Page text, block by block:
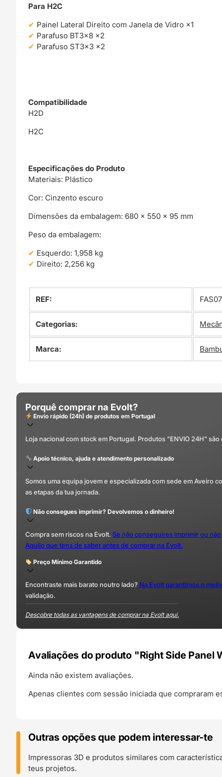
Para H2C
Painel Lateral Direito com Janela de Vidro ×1
Parafuso BT3×8 ×2
Parafuso ST3×3 ×2
Compatibilidade
H2D
H2C
Especificações do Produto
Materiais: Plástico
Cor: Cinzento escuro
Dimensões da embalagem: 680 × 550 × 95 mm
Peso da embalagem:
Esquerdo: 1,958 kg
Direito: 2,256 kg
REF:
Categorias:
Marca:
Porquê comprar na Evolt?
Envio rápido (24h) de produtos em Portugal
Loja nacional com stock em Portugal. Produtos "ENVIO 24H"
Apoio técnico, ajuda e atendimento personalizado
Somos uma equipa jovem e especializada com sede em Aveiro
as etapas da tua jornada.
Não consegues imprimir? Devolvemos o dinheiro!
Compra sem riscos na Evolt. Se não conseguires imprimir ou
Aquilo que tens de saber antes de comprar na Evolt.
Preço Mínimo Garantido
Encontraste mais barato noutro lado? Na Evolt garantimos o
validação.
Descobre todas as vantagens de comprar na Evolt aqui.
Avaliações do produto "Right Side Panel
Ainda não existem avaliações.
Apenas clientes com sessão iniciada que compraram
Outras opções que podem interessar-te
Impressoras 3D e produtos similares com
teus projetos.